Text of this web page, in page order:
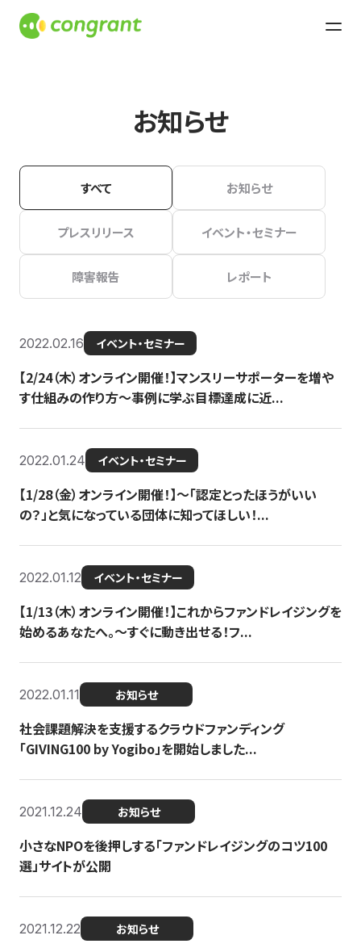
お知らせ
すべて お知らせ
プレスリリース イベント・セミナー
障害報告 レポート
2022.02.16 イベント・セミナー
【2/24（木）オンライン開催！】マンスリーサポーターを増や
す仕組みの作り方〜事例に学ぶ目標達成に近...
2022.01.24 イベント・セミナー
【1/28（金）オンライン開催！】〜「認定とったほうがいい
の？」と気になっている団体に知ってほしい！...
2022.01.12 イベント・セミナー
【1/13（木）オンライン開催！】これからファンドレイジングを
始めるあなたへ。〜すぐに動き出せる！フ...
2022.01.11 お知らせ
社会課題解決を支援するクラウドファンディング
「GIVING100 by Yogibo」を開始しました...
2021.12.24 お知らせ
小さなNPOを後押しする「ファンドレイジングのコツ100
選」サイトが公開
2021.12.22 お知らせ